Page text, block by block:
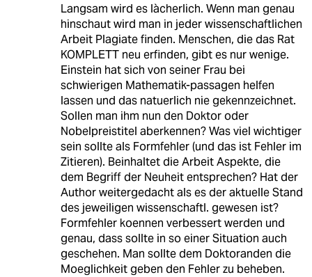
Langsam wird es làcherlich. Wenn man genau
hinschaut wird man in jeder wissenschaftlichen
Arbeit Plagiate finden. Menschen, die das Rat
KOMPLETT neu erfinden, gibt es nur wenige.
Einstein hat sich von seiner Frau bei
schwierigen Mathematik-passagen helfen
lassen und das natuerlich nie gekennzeichnet.
Sollen man ihm nun den Doktor oder
Nobelpreistitel aberkennen? Was viel wichtiger
sein sollte als Formfehler (und das ist Fehler im
Zitieren). Beinhaltet die Arbeit Aspekte, die
dem Begriff der Neuheit entsprechen? Hat der
Author weitergedacht als es der aktuelle Stand
des jeweiligen wissenschaftl. gewesen ist?
Formfehler koennen verbessert werden und
genau, dass sollte in so einer Situation auch
geschehen. Man sollte dem Doktoranden die
Moeglichkeit geben den Fehler zu beheben.